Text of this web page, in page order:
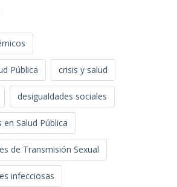
Pública crisis y salud
desigualdades sociales
en Salud Pública
de Transmisión Sexual
infecciosas